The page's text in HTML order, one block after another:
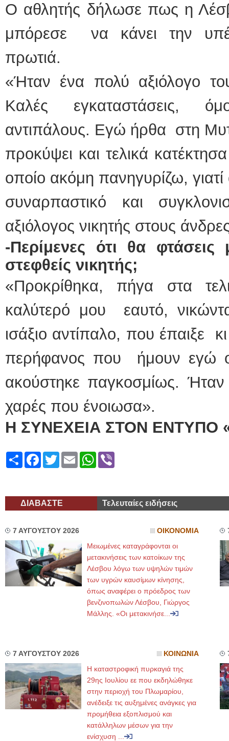
Ο αθλητής δήλωσε πως η
μπόρεσε να κάνει την
πρωτιά.
«Ήταν ένα πολύ αξιόλογο
Καλές εγκαταστάσεις,
αντιπάλους. Εγώ ήρθα στη
προκύψει και τελικά
οποίο ακόμη πανηγυρίζω,
συναρπαστικό και
αξιόλογος νικητής στους
-Περίμενες ότι θα φτάσεις
στεφθείς νικητής;
«Προκρίθηκα, πήγα στα
καλύτερό μου εαυτό,
ισάξιο αντίπαλο, που έπαιξε
περήφανος που ήμουν εγώ
ακούστηκε παγκοσμίως.
χαρές που ένοιωσα».
Η ΣΥΝΕΧΕΙΑ ΣΤΟΝ ΕΝΤΥΠΟ
ShareFacebook
TwitterEmailWhatsApp
ΔΙΑΒΑΣΤΕ Τελευταίες ειδήσεις
7 ΑΥΓΟΥΣΤΟΥ 2026 ΟΙΚΟΝΟΜΙΑ
Μειωμένες καταγράφονται οι
μετακινήσεις των κατοίκων της
Λέσβου λόγω των υψηλών τιμών
των υγρών καυσίμων κίνησης,
όπως αναφέρει ο πρόεδρος των
βενζινοπωλών Λέσβου, Γιώργος
Μάλλης. «Οι μετακινήσε...
7 ΑΥΓΟΥΣΤΟΥ 2026 ΚΟΙΝΩΝΙΑ
Η καταστροφική πυρκαγιά της
29ης Ιουλίου εε που εκδηλώθηκε
στην περιοχή του Πλωμαρίου,
ανέδειξε τις αυξημένες ανάγκες για
προμήθεια εξοπλισμού και
κατάλληλων μέσων για την
ενίσχυση ...